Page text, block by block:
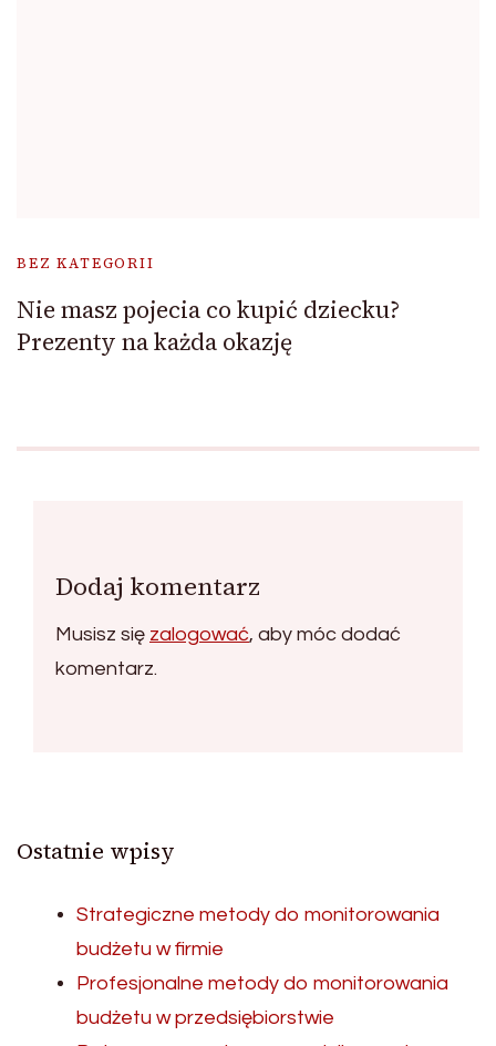
BEZ KATEGORII
Nie masz pojecia co kupić dziecku?
Prezenty na każda okazję
Dodaj komentarz
Musisz się zalogować, aby móc dodać
komentarz.
Ostatnie wpisy
Strategiczne metody do monitorowania
budżetu w firmie
Profesjonalne metody do monitorowania
budżetu w przedsiębiorstwie